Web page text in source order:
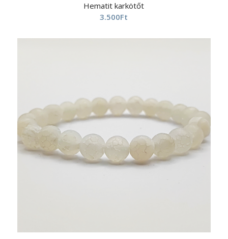
Hematit karkötőt
3.500Ft